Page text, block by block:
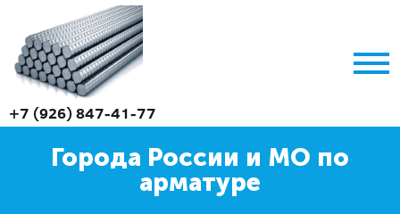
+7 (926) 847-41-77
Города России и МО по
арматуре